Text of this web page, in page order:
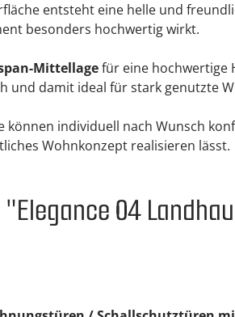
entsteht eine helle und
besonders hochwertig wirkt.
Mittellagefür eine hochwertige
und damit ideal für stark genutzte
können individuell nach Wunsch
Wohnkonzept realisieren lässt.
04